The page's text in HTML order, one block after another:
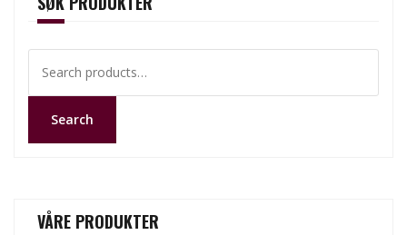
for:
Search
VÅRE PRODUKTER